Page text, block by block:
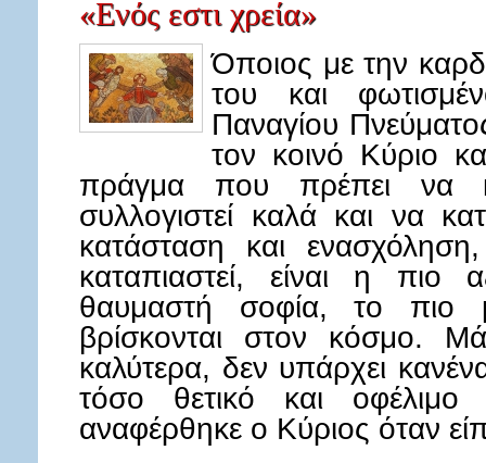
«Ενός εστι χρεία»
Όποιος με την
του και
Παναγίου
τον κοινό Κύριο
πράγμα που πρέπει να
συλλογιστεί καλά και να
κατάσταση και
καταπιαστεί, είναι η πιο
θαυμαστή σοφία, το πιο
βρίσκονται στον κόσμο.
καλύτερα, δεν υπάρχει
τόσο θετικό και
αναφέρθηκε ο Κύριος όταν